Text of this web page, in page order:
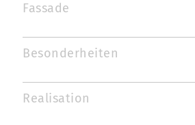
Fassade
Besonderheiten
Realisation